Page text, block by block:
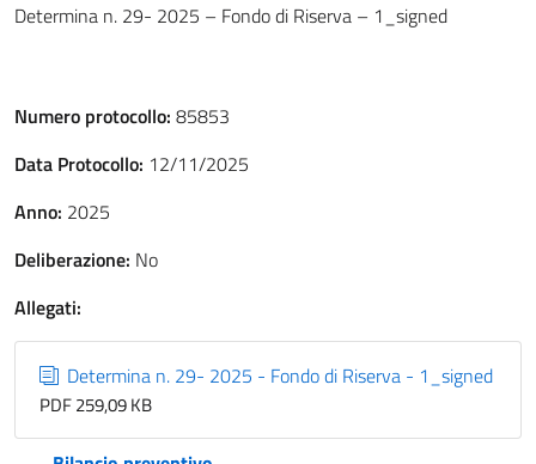
Determina n. 29- 2025 – Fondo di Riserva – 1_signed
Numero protocollo: 85853
Data Protocollo: 12/11/2025
Anno: 2025
Deliberazione: No
Allegati:
Determina n. 29- 2025 - Fondo di Riserva - 1_signed
PDF 259,09 KB